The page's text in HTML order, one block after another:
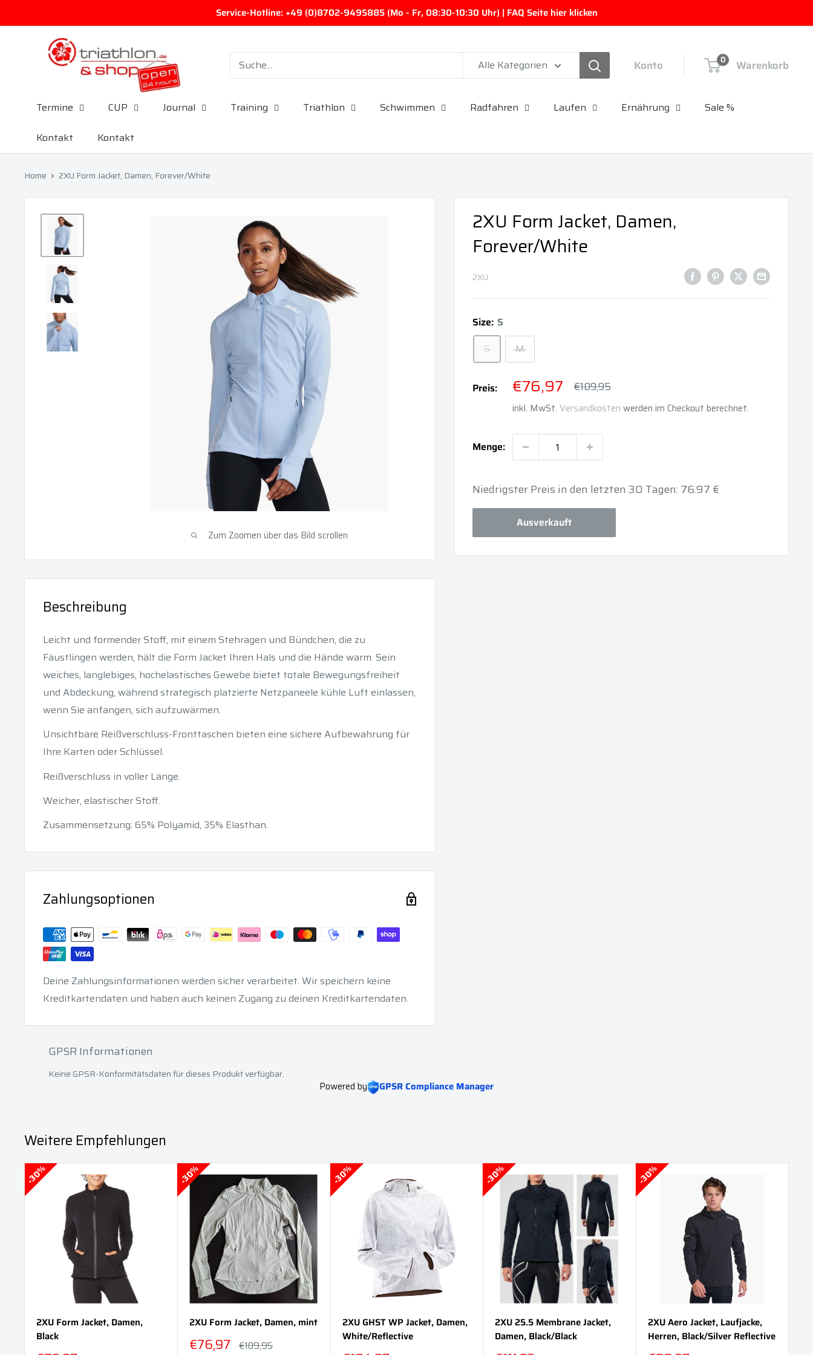
Service-Hotline: +49 (0)8702-9495885 (Mo - Fr, 08:30-10:30 Uhr) | FAQ Seite hier klicken
triathlon.de GmbH
Alle Kategorien
Konto 0 Warenkorb
Termine CUP Journal Training Triathlon Schwimmen Radfahren Laufen Ernährung
Sale %
Kontakt
Kontakt
Home 2XU Form Jacket, Damen, Forever/White
Zum Zoomen über das Bild scrollen
2XU Form Jacket, Damen,
Forever/White
2XU
Size: S
S
M
Preis: Sonderpreis
€76,97 Normalpreis
€109,95
inkl. MwSt.Versandkosten werden im Checkout berechnet.
Menge:
Niedrigster Preis in den letzten 30 Tagen: 76.97 €
Ausverkauft
Beschreibung
Leicht und formender Stoff, mit einem Stehragen und Bündchen, die zu
Fäustlingen werden, hält die Form Jacket Ihren Hals und die Hände warm. Sein
weiches, langlebiges, hochelastisches Gewebe bietet totale Bewegungsfreiheit
und Abdeckung, während strategisch platzierte Netzpaneele kühle Luft einlassen,
wenn Sie anfangen, sich aufzuwärmen.
Unsichtbare Reißverschluss-Fronttaschen bieten eine sichere Aufbewahrung für
Ihre Karten oder Schlüssel.
Reißverschluss in voller Länge.
Weicher, elastischer Stoff.
Zusammensetzung: 65% Polyamid, 35% Elasthan.
Zahlungsoptionen
Deine Zahlungsinformationen werden sicher verarbeitet. Wir speichern keine
Kreditkartendaten und haben auch keinen Zugang zu deinen Kreditkartendaten.
GPSR Informationen
Keine GPSR-Konformitätsdaten für dieses Produkt verfügbar.
Powered by GPSR Compliance Manager
Weitere Empfehlungen
30%
2XU Form Jacket, Damen,
Black
30%
2XU Form Jacket, Damen, mint
Sonderpreis
€76,97 Normalpreis
€109,95
30%
2XU GHST WP Jacket, Damen,
White/Reflective
30%
2XU 25.5 Membrane Jacket,
Damen, Black/Black
30%
2XU Aero Jacket, Laufjacke,
Herren, Black/Silver Reflective